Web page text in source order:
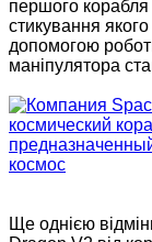
першого
стикування
допомогою
маніпулятора
Ще однією